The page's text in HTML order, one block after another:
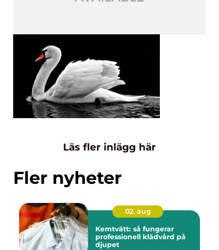
Läs fler inlägg här
Fler nyheter
02. aug
Kemtvätt: så fungerar
professionell klädvård på
djupet